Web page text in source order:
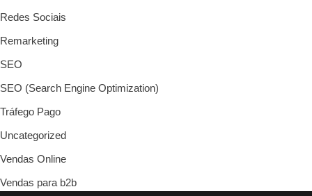
Redes Sociais
Remarketing
SEO
SEO (Search Engine Optimization)
Tráfego Pago
Uncategorized
Vendas Online
Vendas para b2b